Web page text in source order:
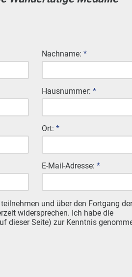
Nachname:*
Hausnummer:*
Ort:*
E-Mail-Adresse:*
und über den Fortgang
widersprechen. Ich habe die
dieser Seite) zur Kenntnis